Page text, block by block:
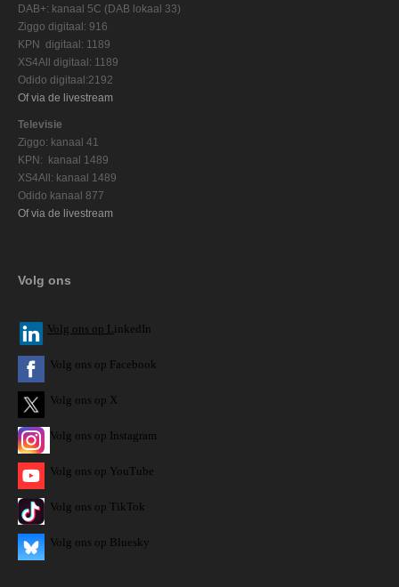
DAB+: kanaal 5C (DAB lokaal 33)
Ziggo digitaal: 916
KPN digitaal: 1189
XS4All digitaal: 1189
Odido digitaal:2192
Of via de livestream
Televisie
Ziggo: kanaal 41
KPN: kanaal 1489
XS4All: kanaal 1489
Odido kanaal 877
Of via de livestream
Volg ons
Volg ons op L inkedIn
Volg ons op Facebook
Volg ons op X
Volg ons op Instagram
Volg ons op YouTube
Volg ons op TikTok
Volg ons op Bluesky